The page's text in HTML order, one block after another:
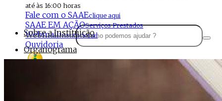
até às 16:00 horas
Fale com o SAAEclique aqui
SAAE EM AÇÃOServiços Prestados
WebmailInstitucional
Ouvidoria
Sobre a Instituição
Organograma